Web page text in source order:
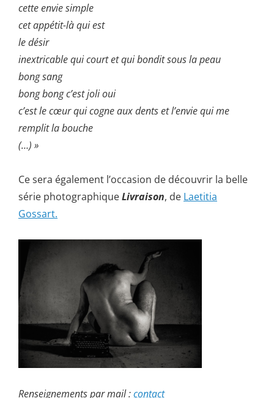
cette envie simple
cet appétit-là qui est
le désir
inextricable qui court et qui bondit sous la peau
bong sang
bong bong c’est joli oui
c’est le cœur qui cogne aux dents et l’envie qui me
remplit la bouche
(…) »
Ce sera également l’occasion de découvrir la belle
série photographiqueLivraison, de Laetitia
Gossart.
Renseignements par mail :contact